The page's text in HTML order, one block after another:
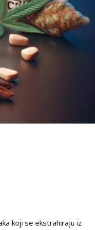
koji se ekstrahiraju iz